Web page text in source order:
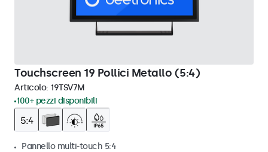
Touchscreen 19 Pollici Metallo (5:4)
Articolo: 19TSV7M
100+ pezzi disponibili
Pannello multi-touch 5:4